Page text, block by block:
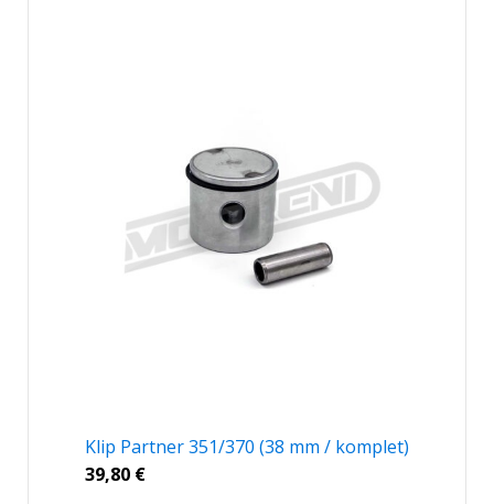
Klip Partner 351/370 (38 mm / komplet)
39,80 €